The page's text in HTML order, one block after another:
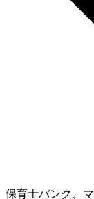
保育士バンク、